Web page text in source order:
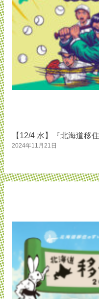
【12/4 水】『北海道移
2024年11月21日